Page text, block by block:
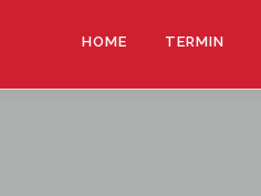
HOME TERMIN